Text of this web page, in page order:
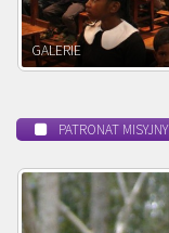
POWOŁANIE MISYJNE
PATRONAT MISYJNY